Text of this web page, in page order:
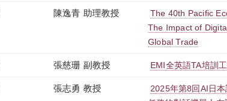
陳逸青 助理教授
The 40th Pacific
The Impact of
Global Trade
張慈珊 副教授 EMI全英語TA培訓
張志勇 教授
2025年第8回AI日